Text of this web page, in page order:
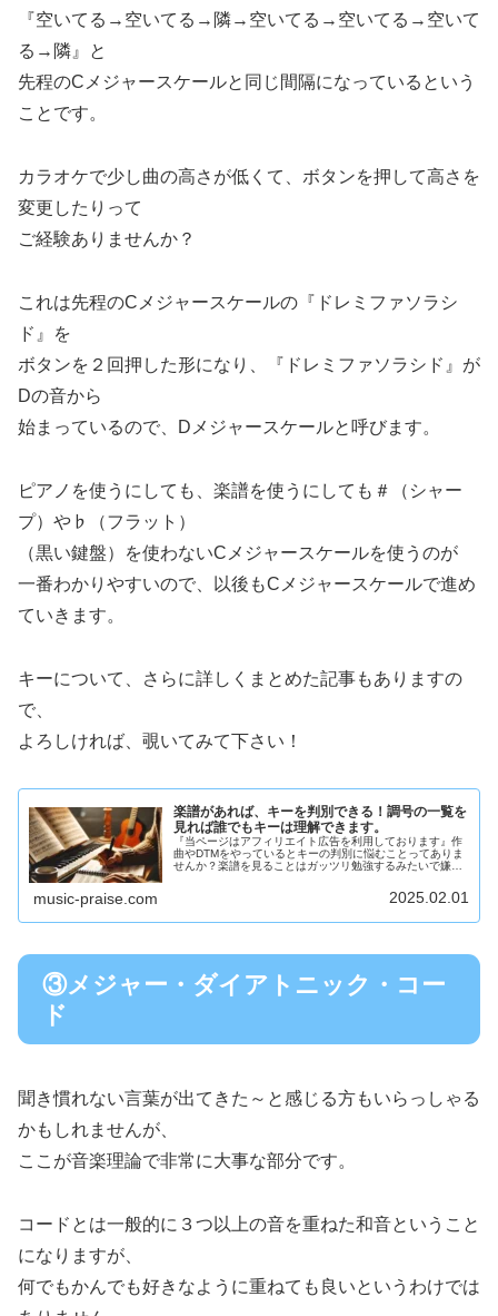
『空いてる→空いてる→隣→空いてる→空いてる→空いて
る→隣』と
先程のCメジャースケールと同じ間隔になっているという
ことです。
カラオケで少し曲の高さが低くて、ボタンを押して高さを
変更したりって
ご経験ありませんか？
これは先程のCメジャースケールの『ドレミファソラシ
ド』を
ボタンを２回押した形になり、『ドレミファソラシド』が
Dの音から
始まっているので、Dメジャースケールと呼びます。
ピアノを使うにしても、楽譜を使うにしても＃（シャー
プ）や♭（フラット）
（黒い鍵盤）を使わないCメジャースケールを使うのが
一番わかりやすいので、以後もCメジャースケールで進め
ていきます。
キーについて、さらに詳しくまとめた記事もありますの
で、
よろしければ、覗いてみて下さい！
楽譜があれば、キーを判別できる！調号の一覧を
見れば誰でもキーは理解できます。
『当ページはアフィリエイト広告を利用しております』作
曲やDTMをやっているとキーの判別に悩むことってありま
せんか？楽譜を見ることはガッツリ勉強するみたいで嫌だ
music-praise.com 2025.02.01
③メジャー・ダイアトニック・コー
ド
聞き慣れない言葉が出てきた～と感じる方もいらっしゃる
かもしれませんが、
ここが音楽理論で非常に大事な部分です。
コードとは一般的に３つ以上の音を重ねた和音ということ
になりますが、
何でもかんでも好きなように重ねても良いというわけでは